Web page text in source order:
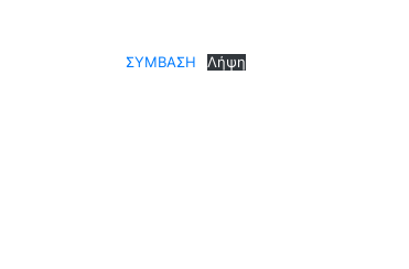
ΣΥΜΒΑΣΗ Λήψη